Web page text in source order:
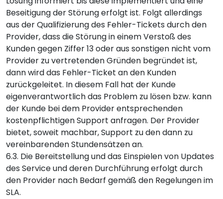
Beseitigung der Störung erfolgt ist. Folgt allerdings
aus der Qualifizierung des Fehler-Tickets durch den
Provider, dass die Störung in einem Verstoß des
Kunden gegen Ziffer 13 oder aus sonstigen nicht vom
Provider zu vertretenden Gründen begründet ist,
dann wird das Fehler-Ticket an den Kunden
zurückgeleitet. In diesem Fall hat der Kunde
eigenverantwortlich das Problem zu lösen bzw. kann
der Kunde bei dem Provider entsprechenden
kostenpflichtigen Support anfragen. Der Provider
bietet, soweit machbar, Support zu den dann zu
vereinbarenden Stundensätzen an.
6.3. Die Bereitstellung und das Einspielen von Updates
des Service und deren Durchführung erfolgt durch
den Provider nach Bedarf gemäß den Regelungen im
SLA.